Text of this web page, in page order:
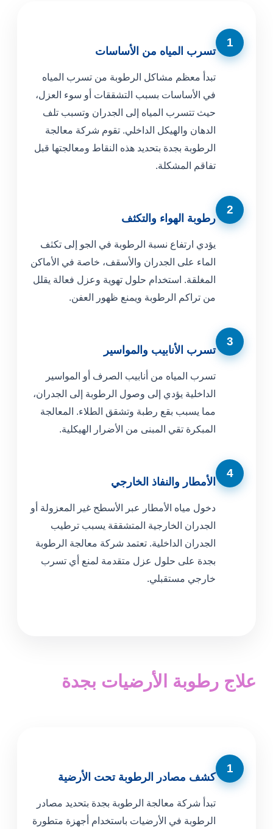
1
تسرب المياه من الأساسات
تبدأ معظم مشاكل الرطوبة من تسرب المياه
في الأساسات بسبب التشققات أو سوء العزل،
حيث تتسرب المياه إلى الجدران وتسبب تلف
الدهان والهيكل الداخلي. تقوم شركة معالجة
الرطوبة بجدة بتحديد هذه النقاط ومعالجتها قبل
تفاقم المشكلة.
2
رطوبة الهواء والتكثف
يؤدي ارتفاع نسبة الرطوبة في الجو إلى تكثف
الماء على الجدران والأسقف، خاصة في الأماكن
المغلقة. استخدام حلول تهوية وعزل فعالة يقلل
من تراكم الرطوبة ويمنع ظهور العفن.
3
تسرب الأنابيب والمواسير
تسرب المياه من أنابيب الصرف أو المواسير
الداخلية يؤدي إلى وصول الرطوبة إلى الجدران،
مما يسبب بقع رطبة وتشقق الطلاء. المعالجة
المبكرة تقي المبنى من الأضرار الهيكلية.
4
الأمطار والنفاذ الخارجي
دخول مياه الأمطار عبر الأسطح غير المعزولة أو
الجدران الخارجية المتشققة يسبب ترطيب
الجدران الداخلية. تعتمد شركة معالجة الرطوبة
بجدة على حلول عزل متقدمة لمنع أي تسرب
خارجي مستقبلي.
علاج رطوبة الأرضيات بجدة
1
كشف مصادر الرطوبة تحت الأرضية
تبدأ شركة معالجة الرطوبة بجدة بتحديد مصادر
الرطوبة في الأرضيات باستخدام أجهزة متطورة